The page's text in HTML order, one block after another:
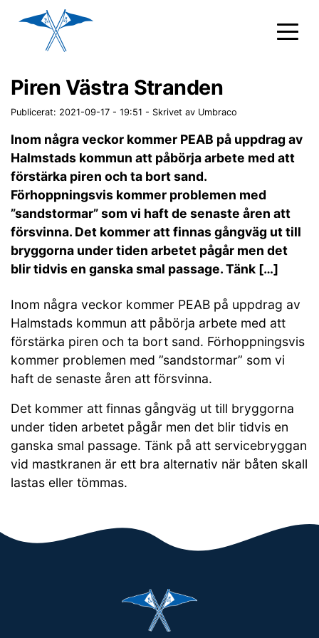
Piren Västra Stranden
Publicerat: 2021-09-17 - 19:51 - Skrivet av Umbraco
Inom några veckor kommer PEAB på uppdrag av
Halmstads kommun att påbörja arbete med att
förstärka piren och ta bort sand.
Förhoppningsvis kommer problemen med
”sandstormar” som vi haft de senaste åren att
försvinna. Det kommer att finnas gångväg ut till
bryggorna under tiden arbetet pågår men det
blir tidvis en ganska smal passage. Tänk […]
Inom några veckor kommer PEAB på uppdrag av
Halmstads kommun att påbörja arbete med att
förstärka piren och ta bort sand. Förhoppningsvis
kommer problemen med ”sandstormar” som vi
haft de senaste åren att försvinna.
Det kommer att finnas gångväg ut till bryggorna
under tiden arbetet pågår men det blir tidvis en
ganska smal passage. Tänk på att servicebryggan
vid mastkranen är ett bra alternativ när båten skall
lastas eller tömmas.